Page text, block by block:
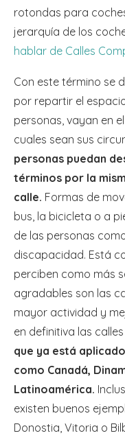
rotondas para
jerarquía de los
hablar de Calles
Con este término se
por repartir el
personas, vayan en
cuales sean sus
personas puedan
términos por la
calle. Formas de
bus, la bicicleta o a
de las personas
discapacidad. Está
perciben como más
agradables son las
mayor actividad y
en definitiva las
que ya está
como Canadá,
Latinoamérica.
existen buenos
Donostia, Vitoria o